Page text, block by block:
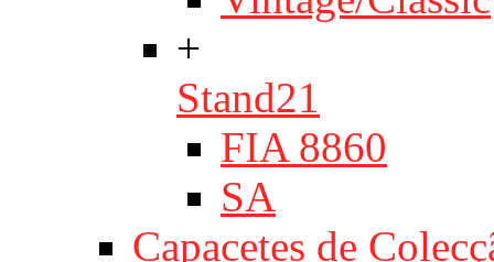
+
Stand21
FIA 8860
SA
Capacetes de